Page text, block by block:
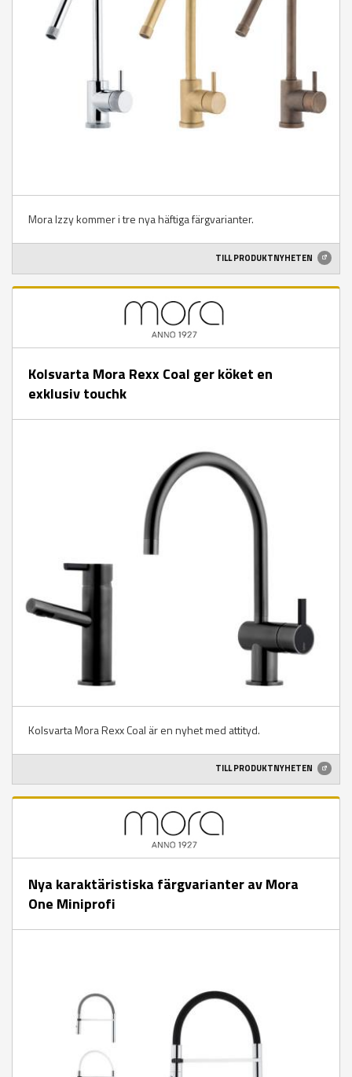
Mora Izzy kommer i tre nya häftiga färgvarianter.
TILL PRODUKTNYHETEN
Kolsvarta Mora Rexx Coal ger köket en
exklusiv touchk
Kolsvarta Mora Rexx Coal är en nyhet med attityd.
TILL PRODUKTNYHETEN
Nya karaktäristiska färgvarianter av Mora
One Miniprofi